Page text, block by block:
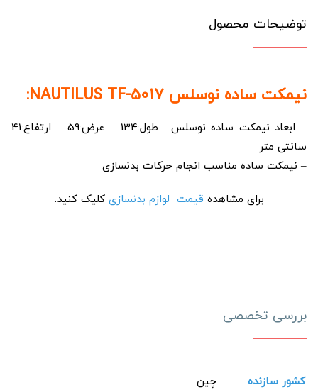
توضیحات محصول
نیمکت ساده نوسلس NAUTILUS TF-5017:
– ابعاد نیمکت ساده نوسلس : طول:134 – عرض:59 – ارتفاع:41
سانتی متر
– نیمکت ساده مناسب انجام حرکات بدنسازی
برای مشاهده قیمت لوازم بدنسازی کلیک کنید.
بررسی تخصصی
کشور سازنده
چین